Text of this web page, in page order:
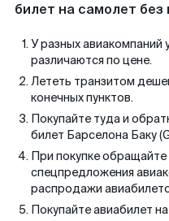
билет на самолет без
У разных авиакомпаний
различаются по цене.
Лететь транзитом
конечных пунктов.
Покупайте туда и
билет Барселона Баку
При покупке
спецпредложения
распродажи
Покупайте авиабилет